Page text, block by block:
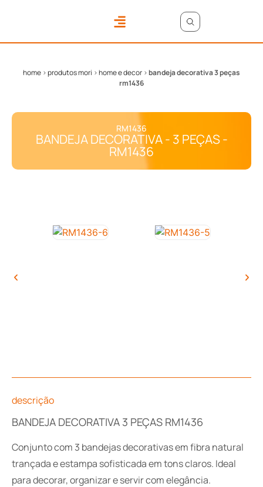
home >produtos mori >home e decor >bandeja decorativa 3 peças
rm1436
RM1436
BANDEJA DECORATIVA - 3 PEÇAS -
RM1436
descrição
BANDEJA DECORATIVA 3 PEÇAS RM1436
Conjunto com 3 bandejas decorativas em fibra natural
trançada e estampa sofisticada em tons claros. Ideal
para decorar, organizar e servir com elegância.